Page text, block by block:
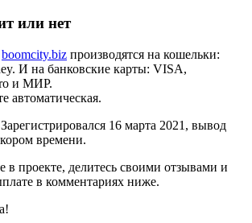
или нет
boomcity.biz производятся на кошельки:
И на банковские карты: VISA,
и МИР.
автоматическая.
16 марта 2021, вывод
времени.
в проекте, делитесь своими отзывами и
в комментариях ниже.